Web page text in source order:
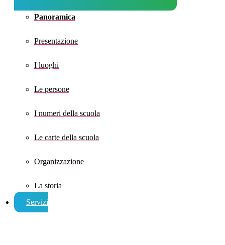
Panoramica
Presentazione
I luoghi
Le persone
I numeri della scuola
Le carte della scuola
Organizzazione
La storia
Servizi